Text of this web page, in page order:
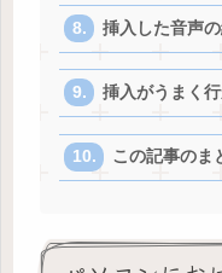
挿入した音声
挿入がうまく
この記事のま